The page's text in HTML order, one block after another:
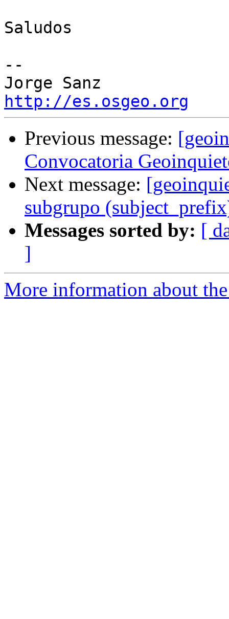
Saludos
--
http://es.osgeo.org
Previous message:
Convocatoria
Next message:
subgrupo
Messages sorted by: [
]
More information about